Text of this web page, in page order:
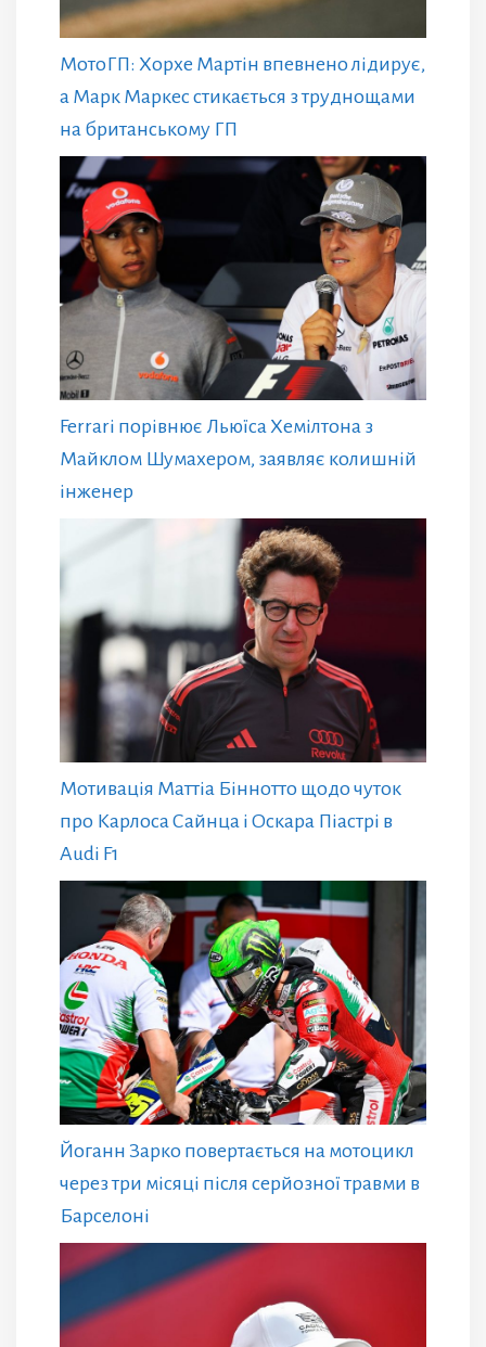
МотоГП: Хорхе Мартін впевнено лідирує,
а Марк Маркес стикається з труднощами
на британському ГП
Ferrari порівнює Льюїса Хемілтона з
Майклом Шумахером, заявляє колишній
інженер
Мотивація Маттіа Біннотто щодо чуток
про Карлоса Сайнца і Оскара Піастрі в
Audi F1
Йоганн Зарко повертається на мотоцикл
через три місяці після серйозної травми в
Барселоні